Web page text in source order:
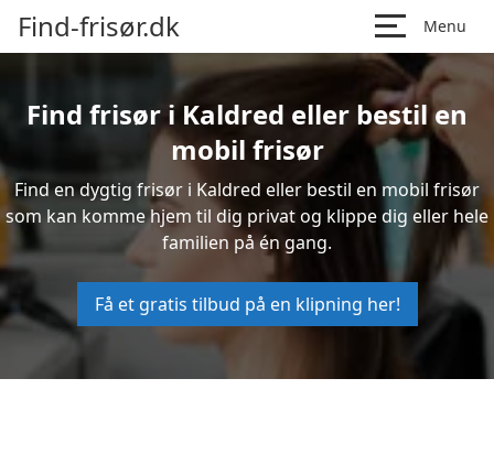
Find-frisør.dk Menu
Find frisør i Kaldred eller bestil en
mobil frisør
Find en dygtig frisør i Kaldred eller bestil en mobil frisør
som kan komme hjem til dig privat og klippe dig eller hele
familien på én gang.
Få et gratis tilbud på en klipning her!